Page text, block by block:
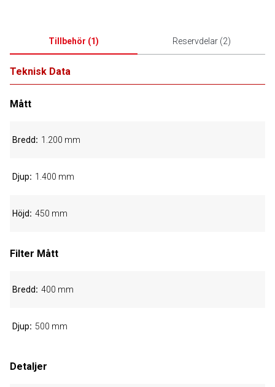
Tillbehör (1) Reservdelar(2)
Teknisk Data
Mått
Bredd 1.200 mm
Djup 1.400 mm
Höjd 450 mm
Filter Mått
Bredd 400 mm
Djup 500 mm
Detaljer